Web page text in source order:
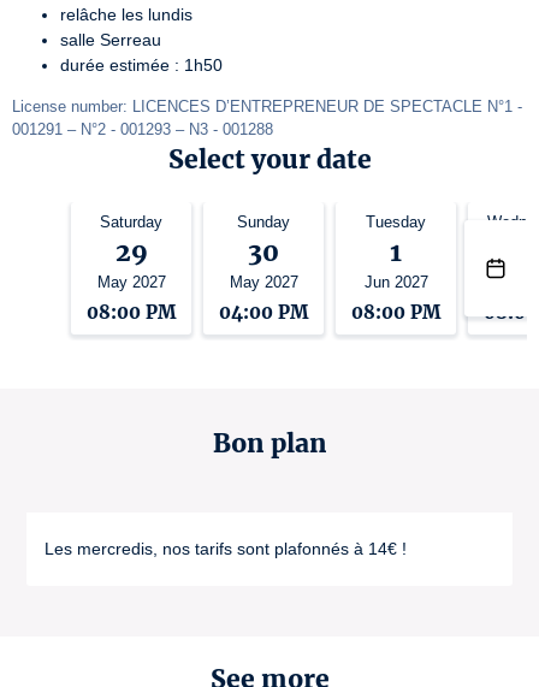
relâche les lundis
salle Serreau
durée estimée : 1h50
License number: LICENCES D’ENTREPRENEUR DE SPECTACLE N°1 -
001291 – N°2 - 001293 – N3 - 001288
Select your date
Saturday
29
May 2027
08:00 PM
Sunday
30
May 2027
04:00 PM
Tuesday
1
Jun 2027
08:00 PM
Jun
Bon plan
Les mercredis, nos tarifs sont plafonnés à 14€ !
See more